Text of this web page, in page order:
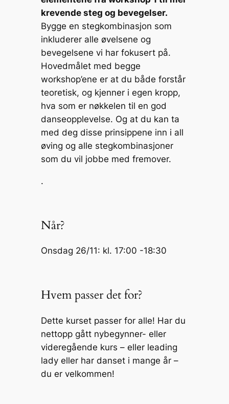
krevende steg og bevegelser.
Bygge en stegkombinasjon som
inkluderer alle øvelsene og
bevegelsene vi har fokusert på.
Hovedmålet med begge
workshop’ene er at du både forstår
teoretisk, og kjenner i egen kropp,
hva som er nøkkelen til en god
danseopplevelse. Og at du kan ta
med deg disse prinsippene inn i all
øving og alle stegkombinasjoner
som du vil jobbe med fremover.
.
Når?
Onsdag 26/11: kl. 17:00 -18:30
Hvem passer det for?
Dette kurset passer for alle! Har du
nettopp gått nybegynner- eller
videregående kurs – eller leading
lady eller har danset i mange år –
du er velkommen!